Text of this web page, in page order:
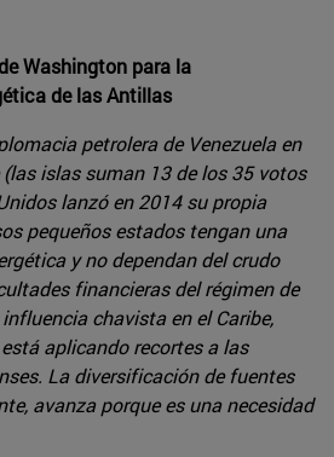
Washington para la
de las Antillas
petrolera de Venezuela en
islas suman 13 de los 35 votos
lanzó en 2014 su propia
pequeños estados tengan una
y no dependan del crudo
financieras del régimen de
chavista en el Caribe,
aplicando recortes a las
La diversificación de fuentes
avanza porque es una necesidad